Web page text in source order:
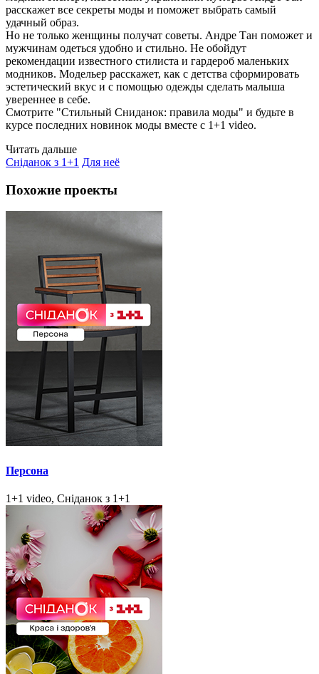
расскажет все секреты моды и поможет выбрать самый
удачный образ.
Но не только женщины получат советы. Андре Тан поможет и
мужчинам одеться удобно и стильно. Не обойдут
рекомендации известного стилиста и гардероб маленьких
модников. Модельер расскажет, как с детства сформировать
эстетический вкус и с помощью одежды сделать малыша
увереннее в себе.
Смотрите "Стильный Сниданок: правила моды" и будьте в
курсе последних новинок моды вместе с 1+1 video.
Читать дальше
Сніданок з 1+1 Для неё
Похожие проекты
Персона
1+1 video, Сніданок з 1+1